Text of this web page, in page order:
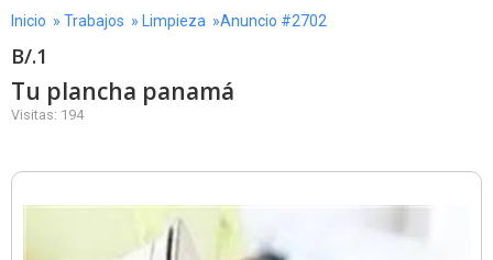
Inicio » Trabajos » Limpieza »Anuncio #2702
B/.1
Tu plancha panamá
Visitas: 194